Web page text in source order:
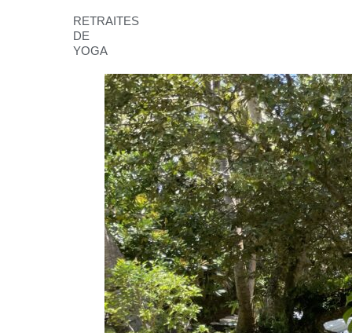
RETRAITES
DE
YOGA